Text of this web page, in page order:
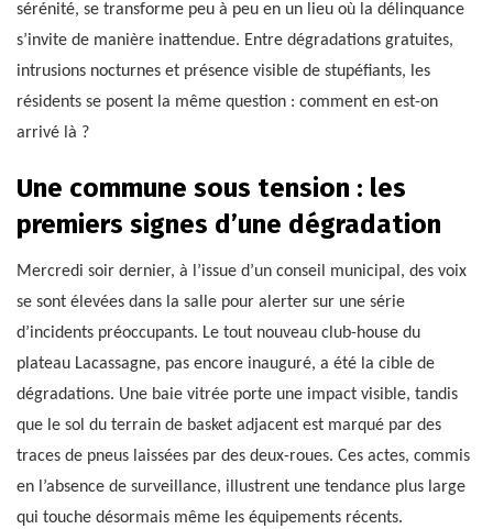
sérénité, se transforme peu à peu en un lieu où la délinquance
s’invite de manière inattendue. Entre dégradations gratuites,
intrusions nocturnes et présence visible de stupéfiants, les
résidents se posent la même question : comment en est-on
arrivé là ?
Une commune sous tension : les
premiers signes d’une dégradation
Mercredi soir dernier, à l’issue d’un conseil municipal, des voix
se sont élevées dans la salle pour alerter sur une série
d’incidents préoccupants. Le tout nouveau club-house du
plateau Lacassagne, pas encore inauguré, a été la cible de
dégradations. Une baie vitrée porte une impact visible, tandis
que le sol du terrain de basket adjacent est marqué par des
traces de pneus laissées par des deux-roues. Ces actes, commis
en l’absence de surveillance, illustrent une tendance plus large
qui touche désormais même les équipements récents.